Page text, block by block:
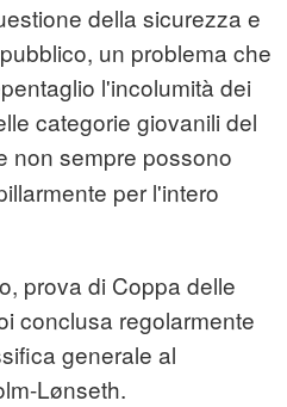
della sicurezza e
un problema che
l'incolumità dei
categorie giovanili del
non sempre possono
per l'intero
prova di Coppa delle
conclusa regolarmente
generale al
Lønseth.